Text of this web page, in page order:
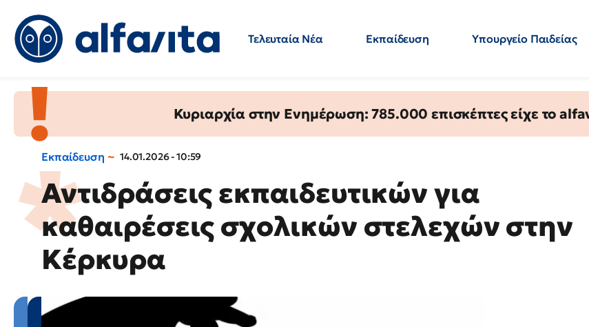
Τελευταία Νέα Εκπαίδευση Υπουργείο Παιδείας
Κυριαρχία στην Ενημέρωση: 785.000 επισκέπτες είχε το
Εκπαίδευση 14.01.2026 - 10:59
Αντιδράσεις εκπαιδευτικών για
καθαιρέσεις σχολικών στελεχών στην
Κέρκυρα